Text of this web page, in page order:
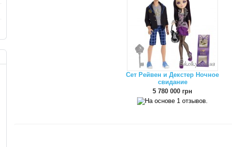
Сет Рейвен и Декстер Ночное
свидание
5 780 000 грн